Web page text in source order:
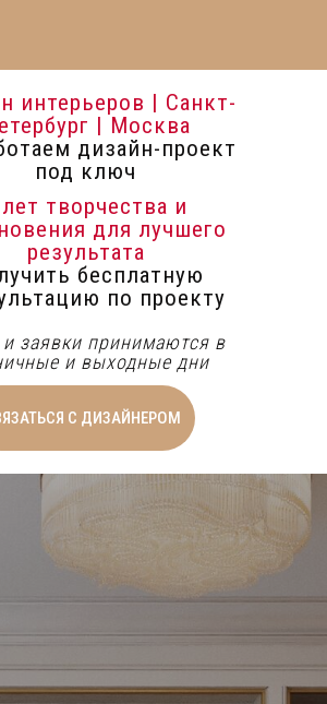
С ДИЗАЙНЕРОМ
интерьеров | Санкт-
| Москва
дизайн-проект
под ключ
заявки принимаются в
и выходные дни
творчества и
для лучшего
результата
бесплатную
по проекту